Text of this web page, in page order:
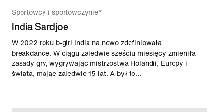
Sportowcy i sportowczynie*
India Sardjoe
W 2022 roku b-girl India na nowo zdefiniowała
breakdance. W ciągu zaledwie sześciu miesięcy zmieniła
zasady gry, wygrywając mistrzostwa Holandii, Europy i
świata, mając zaledwie 15 lat. A był to...